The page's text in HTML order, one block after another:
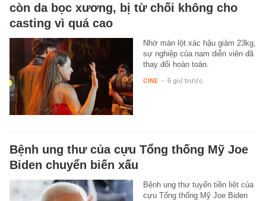
còn da bọc xương, bị từ chối không cho
casting vì quá cao
Nhờ màn lột xác hậu giảm 23kg,
sự nghiệp của nam diễn viên đã
thay đổi hoàn toàn.
CINE - 5 giờ trước
Bệnh ung thư của cựu Tổng thống Mỹ Joe
Biden chuyển biến xấu
Bệnh ung thư tuyến tiền liệt của
cựu Tổng thống Mỹ Joe Biden